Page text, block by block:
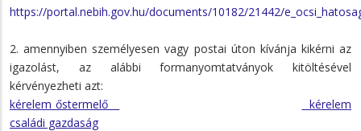
https://portal.nebih.gov.hu/documents/10182/21442/
2. amennyiben személyesen vagy postai úton kívánja kikérni az
igazolást, az alábbi formanyomtatványok kitöltésével
kérvényezheti azt:
kérelem őstermelő
kérelem
családi gazdaság